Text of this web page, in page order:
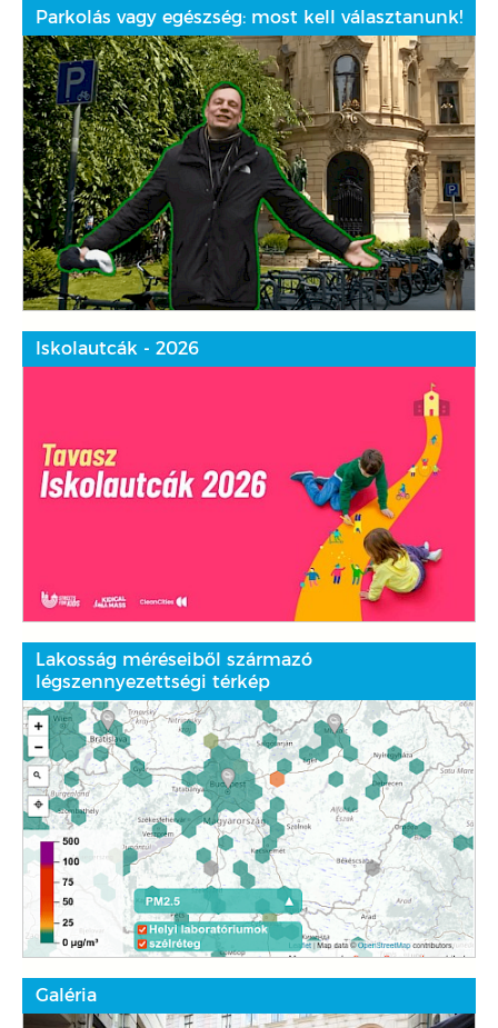
Parkolás vagy egészség: most kell választanunk!
Iskolautcák - 2026
Lakosság méréseiből származó
légszennyezettségi térkép
Galéria